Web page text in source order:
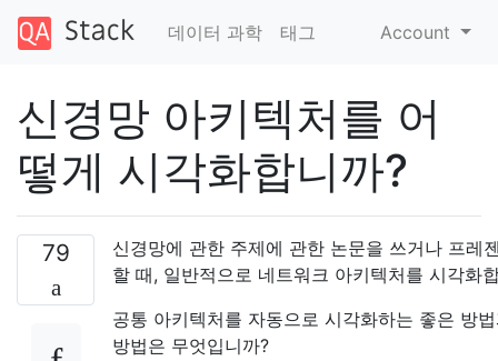
데이터 과학 태그 Account
신경망 아키텍처를 어
떻게 시각화합니까?
79
신경망에 관한 주제에 관한 논문을 쓰거나 프레
할 때, 일반적으로 네트워크 아키텍처를 시각화
공통 아키텍처를 자동으로 시각화하는 좋은 방
방법은 무엇입니까?